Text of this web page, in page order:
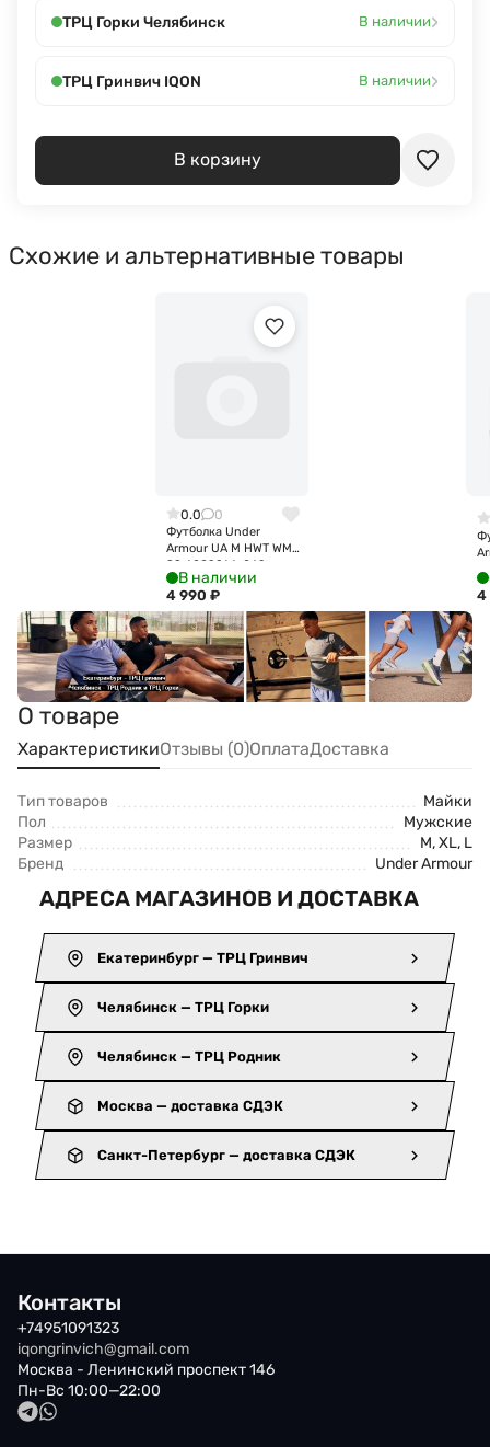
ТРЦ Горки Челябинск В наличии›
ТРЦ Гринвич IQON В наличии›
В корзину
Схожие и альтернативные товары
0.0 0
Футболка Under
Armour UA M HWT WM
SS 6009266-069
В наличии
4 990 ₽ 4
О товаре
ХарактеристикиОтзывы (0)ОплатаДоставка
Тип товаров
Майки
Пол
Мужские
Размер
M, XL, L
Бренд
Under Armour
АДРЕСА МАГАЗИНОВ И ДОСТАВКА
Екатеринбург — ТРЦ Гринвич
Челябинск — ТРЦ Горки
Челябинск — ТРЦ Родник
Москва — доставка СДЭК
Санкт-Петербург — доставка СДЭК
Контакты
+74951091323
iqongrinvich@gmail.com
Москва - Ленинский проспект 146
Пн-Вс 10:00—22:00